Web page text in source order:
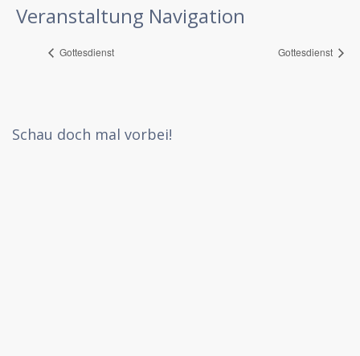
Veranstaltung Navigation
Gottesdienst Gottesdienst
Schau doch mal vorbei!